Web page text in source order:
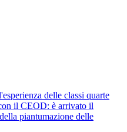
delle classi quarte
il CEOD: è arrivato il
piantumazione delle